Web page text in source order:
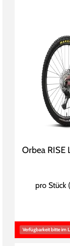
Orbea RISE
pro Stück
Verfügbarkeit bitte im